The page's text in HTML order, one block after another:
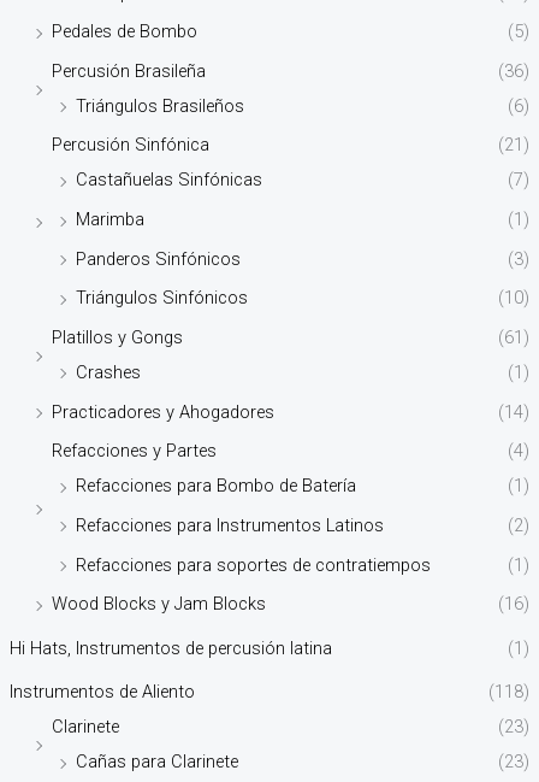
Pedales de Bombo
(5)
Percusión Brasileña
(36)
Triángulos Brasileños
(6)
Percusión Sinfónica
(21)
Castañuelas Sinfónicas
(7)
Marimba
(1)
Panderos Sinfónicos
(3)
Triángulos Sinfónicos
(10)
Platillos y Gongs
(61)
Crashes
(1)
Practicadores y Ahogadores
(14)
Refacciones y Partes
(4)
Refacciones para Bombo de Batería
(1)
Refacciones para Instrumentos Latinos
(2)
Refacciones para soportes de contratiempos
(1)
Wood Blocks y Jam Blocks
(16)
Hi Hats, Instrumentos de percusión latina (1)
Instrumentos de Aliento
(118)
Clarinete
(23)
Cañas para Clarinete
(23)